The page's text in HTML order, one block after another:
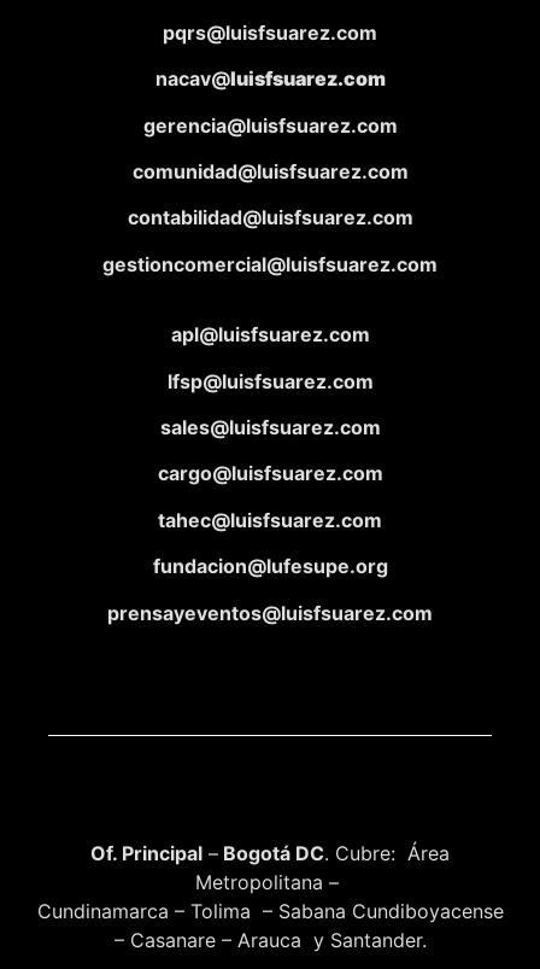
pqrs@luisfsuarez.com
nacav@luisfsuarez.com
gerencia@luisfsuarez.com
comunidad@luisfsuarez.com
contabilidad@luisfsuarez.com
gestioncomercial@luisfsuarez.com
apl@luisfsuarez.com
lfsp@luisfsuarez.com
sales@luisfsuarez.com
cargo@luisfsuarez.com
tahec@luisfsuarez.com
fundacion@lufesupe.org
prensayeventos@luisfsuarez.com
Of. Principal – Bogotá DC. Cubre: Área
Metropolitana –
Cundinamarca – Tolima – Sabana Cundiboyacense
– Casanare – Arauca y Santander.